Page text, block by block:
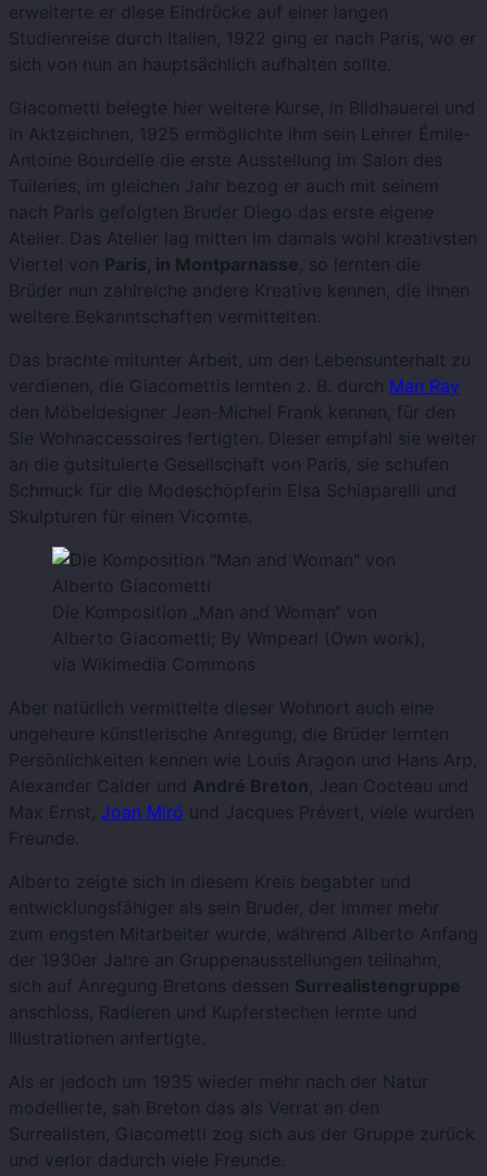
erweiterte er diese Eindrücke auf einer langen
Studienreise durch Italien, 1922 ging er nach Paris, wo er
sich von nun an hauptsächlich aufhalten sollte.
Giacometti belegte hier weitere Kurse, in Bildhauerei und
in Aktzeichnen, 1925 ermöglichte ihm sein Lehrer Émile-
Antoine Bourdelle die erste Ausstellung im Salon des
Tuileries, im gleichen Jahr bezog er auch mit seinem
nach Paris gefolgten Bruder Diego das erste eigene
Atelier. Das Atelier lag mitten im damals wohl kreativsten
Viertel von Paris, in Montparnasse , so lernten die
Brüder nun zahlreiche andere Kreative kennen, die ihnen
weitere Bekanntschaften vermittelten.
Das brachte mitunter Arbeit, um den Lebensunterhalt zu
verdienen, die Giacomettis lernten z. B. durch Man Ray
den Möbeldesigner Jean-Michel Frank kennen, für den
Sie Wohnaccessoires fertigten. Dieser empfahl sie weiter
an die gutsituierte Gesellschaft von Paris, sie schufen
Schmuck für die Modeschöpferin Elsa Schiaparelli und
Skulpturen für einen Vicomte.
Die Komposition „Man and Woman“ von
Alberto Giacometti; By Wmpearl (Own work),
via Wikimedia Commons
Aber natürlich vermittelte dieser Wohnort auch eine
ungeheure künstlerische Anregung, die Brüder lernten
Persönlichkeiten kennen wie Louis Aragon und Hans Arp,
Alexander Calder und André Breton , Jean Cocteau und
Max Ernst, Joan Miró und Jacques Prévert, viele wurden
Freunde.
Alberto zeigte sich in diesem Kreis begabter und
entwicklungsfähiger als sein Bruder, der immer mehr
zum engsten Mitarbeiter wurde, während Alberto Anfang
der 1930er Jahre an Gruppenausstellungen teilnahm,
sich auf Anregung Bretons dessen Surrealistengruppe
anschloss, Radieren und Kupferstechen lernte und
Illustrationen anfertigte.
Als er jedoch um 1935 wieder mehr nach der Natur
modellierte, sah Breton das als Verrat an den
Surrealisten, Giacometti zog sich aus der Gruppe zurück
und verlor dadurch viele Freunde.